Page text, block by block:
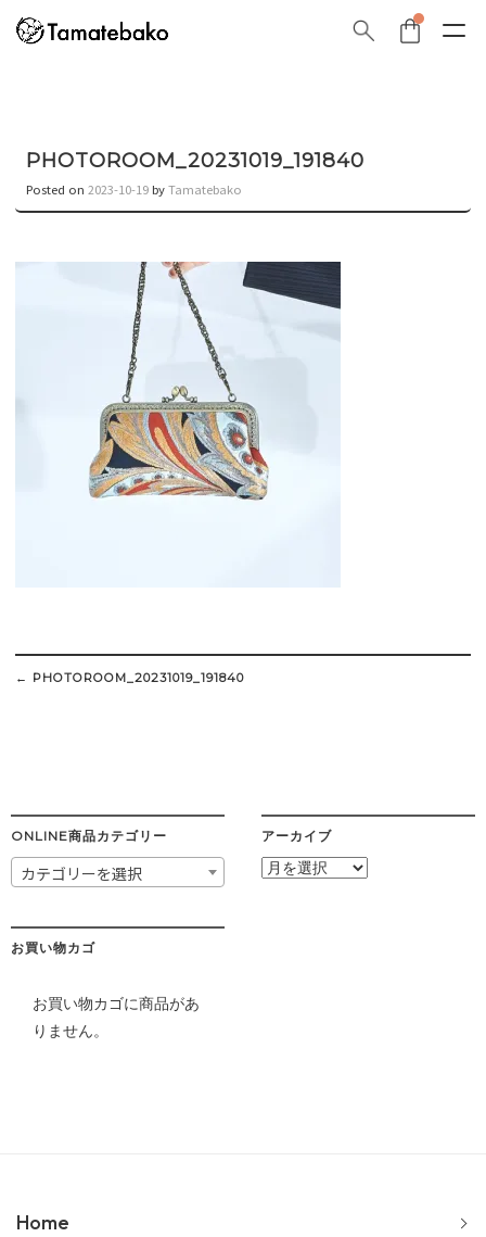
PHOTOROOM_20231019_191840
Posted on 2023-10-19 byTamatebako
Post
navigation
← PHOTOROOM_20231019_191840
ONLINE商品カテゴリー
カテゴリーを選択
アーカイブ
ア
お買い物カゴ
お買い物カゴに商品があ
りません。
Home